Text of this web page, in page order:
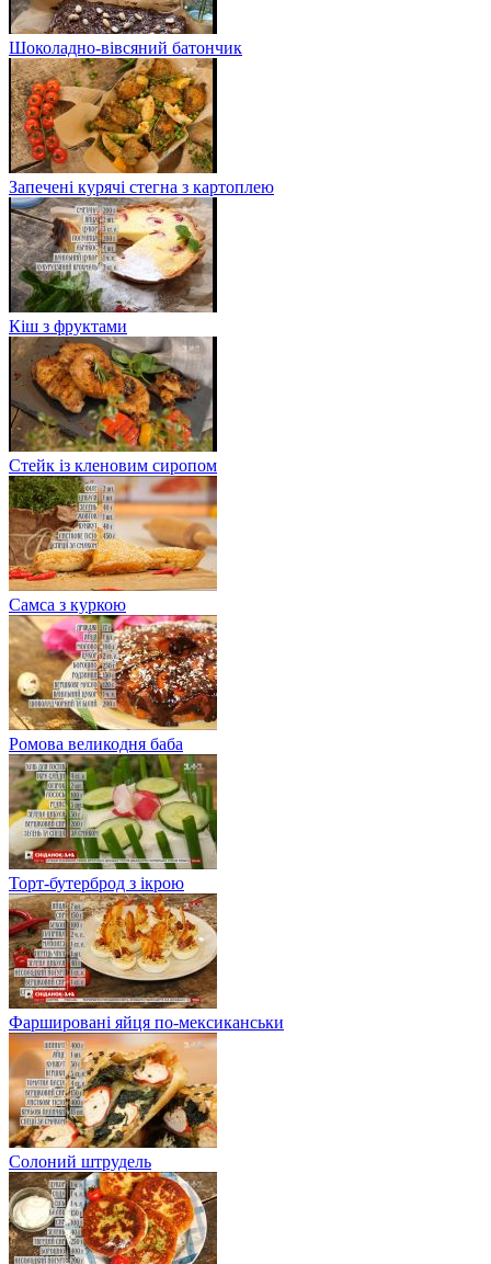
Шоколадно-вівсяний батончик
Запечені курячі стегна з картоплею
Кіш з фруктами
Стейк із кленовим сиропом
Самса з куркою
Ромова великодня баба
Торт-бутерброд з ікрою
Фаршировані яйця по-мексиканськи
Солоний штрудель